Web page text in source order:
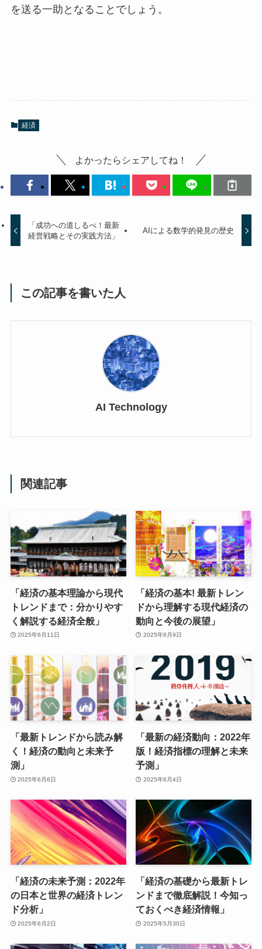
を送る一助となることでしょう。
経済
よかったらシェアしてね！
「成功への道しるべ！最新
経営戦略とその実践方法」
AIによる数学的発見の歴史
この記事を書いた人
AI Technology
関連記事
「経済の基本理論から現代
トレンドまで：分かりやす
く解説する経済全般」
2025年6月11日
「経済の基本! 最新トレン
ドから理解する現代経済の
動向と今後の展望」
2025年6月9日
「最新トレンドから読み解
く！経済の動向と未来予
測」
2025年6月6日
「最新の経済動向：2022年
版！経済指標の理解と未来
予測」
2025年6月4日
「経済の未来予測：2022年
の日本と世界の経済トレン
ド分析」
2025年6月2日
「経済の基礎から最新トレ
ンドまで徹底解説！今知っ
ておくべき経済情報」
2025年5月30日